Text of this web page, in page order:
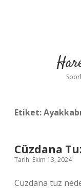
Etiket:
Cüzdana
Tarih: Ekim 13, 2024
Cüzdana tuz